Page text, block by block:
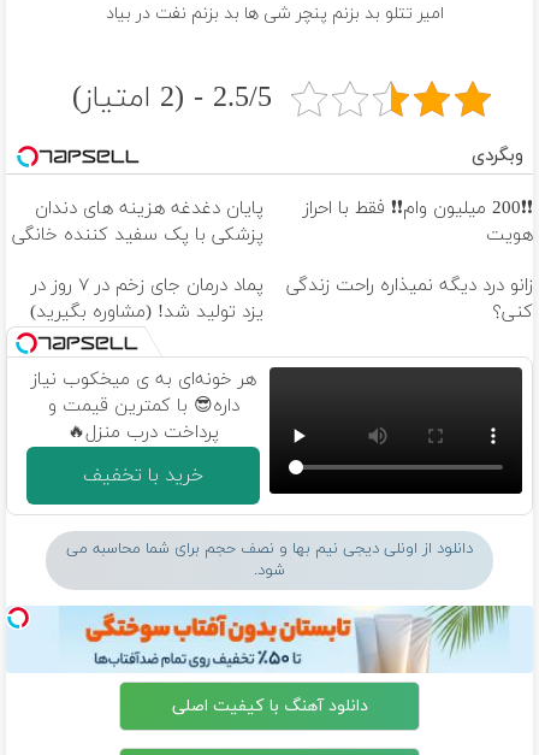
امیر تتلو بد بزنم پنچر شی ها بد بزنم نفت در بیاد
2.5/5 - (2 امتیاز)
وبگردی
❗❗200 میلیون وام❗❗ فقط با احراز
هویت
پایان دغدغه هزینه های دندان
پزشکی با پک سفید کننده خانگی
زانو درد دیگه نمیذاره راحت زندگی
کنی؟
پماد درمان جای زخم در ۷ روز در
یزد تولید شد! (مشاوره بگیرید)
هر خونه‌ای به ی میخکوب نیاز
داره😎 با کمترین قیمت و
پرداخت درب منزل🔥
خرید با تخفیف
دانلود از اونلی دیجی نیم بها و نصف حجم برای شما محاسبه می
شود.
دانلود آهنگ با کیفیت اصلی